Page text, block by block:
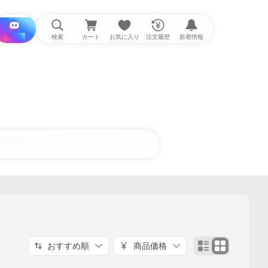
i と探す 検索 カート お気に入り 注文履歴 新着情報
おすすめ順 商品価格